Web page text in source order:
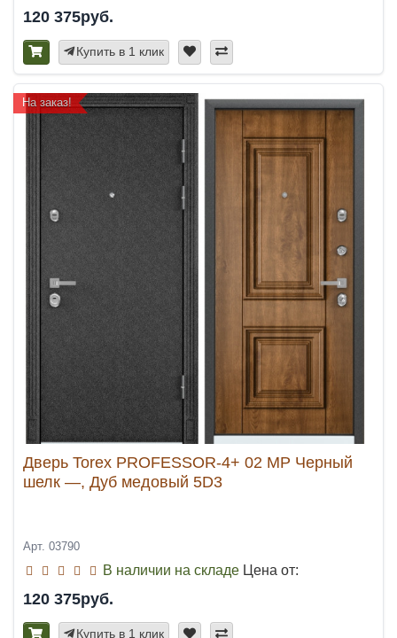
120 375руб.
Купить в 1 клик
На заказ!
Дверь Torex PROFESSOR-4+ 02 MP Черный
шелк —, Дуб медовый 5D3
Арт. 03790
В наличии на складе Цена от:
120 375руб.
Купить в 1 клик